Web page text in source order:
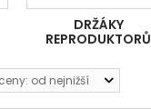
DRŽÁKY
REPRODUKTORŮ
od nejnižší